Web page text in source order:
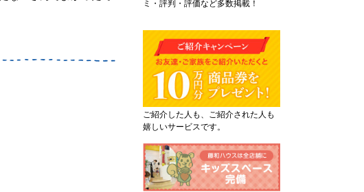
ミ・評判・評価など多数掲載！
ご紹介した人も、ご紹介された人も
嬉しいサービスです。